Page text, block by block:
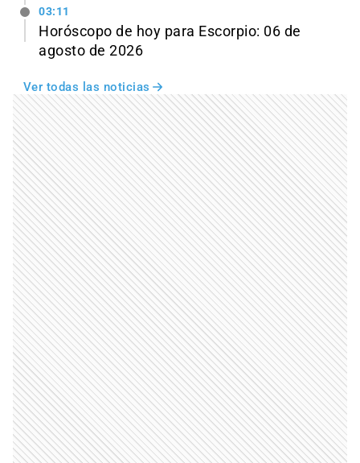
03:11
Horóscopo de hoy para Escorpio: 06 de
agosto de 2026
Ver todas las noticias